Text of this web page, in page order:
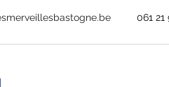
061 21